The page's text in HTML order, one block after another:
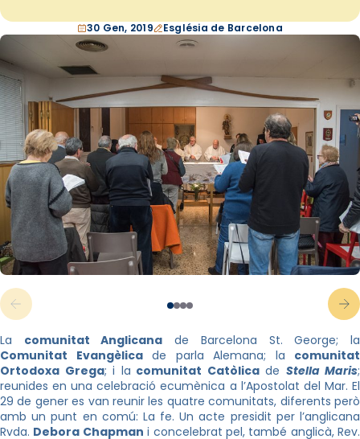
30 Gen, 2019 Església de Barcelona
La comunitat Anglicana de Barcelona St. George; la
Comunitat Evangèlicade parla Alemana; la comunitat
Ortodoxa Grega; i la comunitat Catòlicade Stella Maris;
reunides en una celebració ecumènica a l’Apostolat del Mar. El
29 de gener es van reunir les quatre comunitats, diferents però
amb un punt en comú: La fe. Un acte presidit per l’anglicana
Rvda. Debora Chapman i concelebrat pel, també anglicà, Rev.